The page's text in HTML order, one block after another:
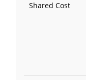
Shared Cost